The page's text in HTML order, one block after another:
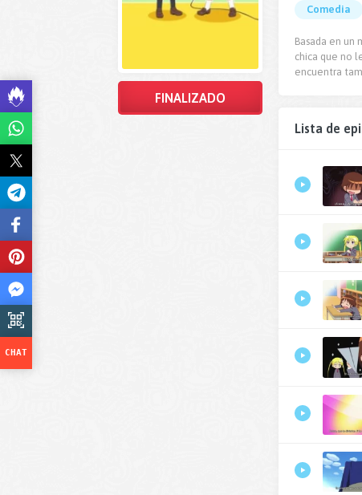
FINALIZADO
Comedia
Basada en un
chica que no
encuentra
Lista de